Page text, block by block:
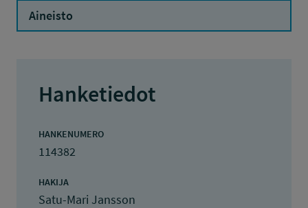
Aineisto
Hanketiedot
HANKENUMERO
114382
HAKIJA
Satu-Mari Jansson